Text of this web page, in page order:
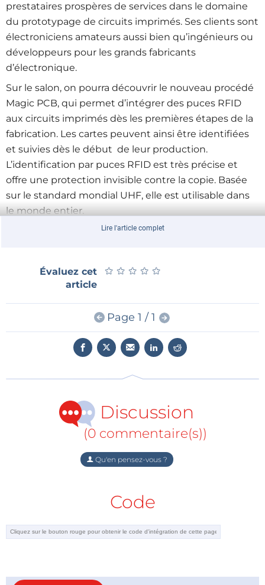
prestataires prospères de services dans le domaine
du prototypage de circuits imprimés. Ses clients sont
électroniciens amateurs aussi bien qu’ingénieurs ou
développeurs pour les grands fabricants
d’électronique.
Sur le salon, on pourra découvrir le nouveau procédé
Magic PCB, qui permet d’intégrer des puces RFID
aux circuits imprimés dès les premières étapes de la
fabrication. Les cartes peuvent ainsi être identifiées
et suivies dès le début de leur production.
L’identification par puces RFID est très précise et
offre une protection invisible contre la copie. Basée
sur le standard mondial UHF, elle est utilisable dans
le monde entier.
Beta LAYOUT présentera le nouvel outil IDF-to-3D en
de configuration produisant des données IDF, un
qu’il leur apportera pour définir précisément les
dimensions et la position des découpes, des
connecteurs, etc.
Lire l'article complet
Évaluez cet
article
★ ★ ★ ★ ★
★ ★ ★ ★ ★
Page 1 / 1
Discussion
(0 commentaire(s))
Qu'en pensez-vous ?
Code